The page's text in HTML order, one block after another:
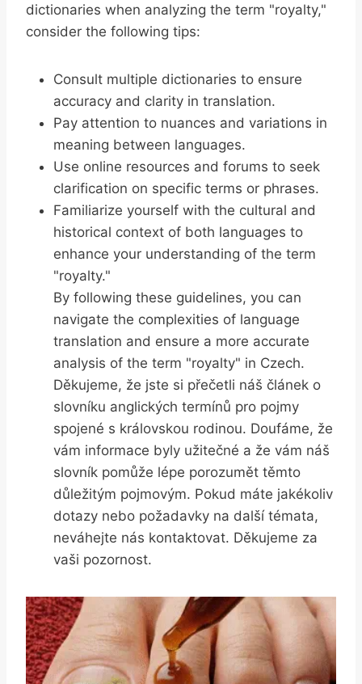
dictionaries when analyzing the term "royalty,"
consider the following tips:
Consult multiple dictionaries to ensure
accuracy and clarity in translation.
Pay attention to nuances and variations in
meaning between languages.
Use online resources and forums to seek
clarification on specific terms or phrases.
Familiarize yourself with the cultural and
historical context of both languages to
enhance your understanding of the term
"royalty."
By following these guidelines, you can
navigate the complexities of language
translation and ensure a more accurate
analysis of the term "royalty" in Czech.
Děkujeme, že jste si přečetli náš článek o
slovníku anglických termínů pro pojmy
spojené s královskou rodinou. Doufáme, že
vám informace byly užitečné a že vám náš
slovník pomůže lépe porozumět těmto
důležitým pojmovým. Pokud máte jakékoliv
dotazy nebo požadavky na další témata,
neváhejte nás kontaktovat. Děkujeme za
vaši pozornost.